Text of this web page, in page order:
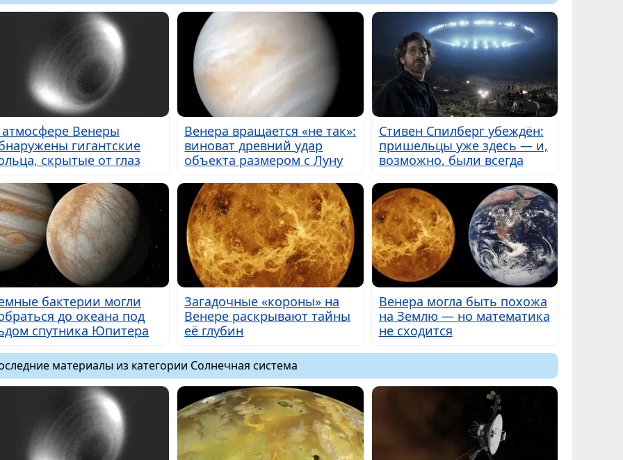
Венеры
гигантские
скрытые от глаз
Венера вращается «не так»:
виноват древний удар
объекта размером с Луну
Стивен Спилберг убеждён:
пришельцы уже здесь — и,
возможно, были всегда
бактерии могли
до океана под
спутника Юпитера
Загадочные «короны» на
Венере раскрывают тайны
её глубин
Венера могла быть похожа
на Землю — но математика
не сходится
материалы из категории Солнечная система